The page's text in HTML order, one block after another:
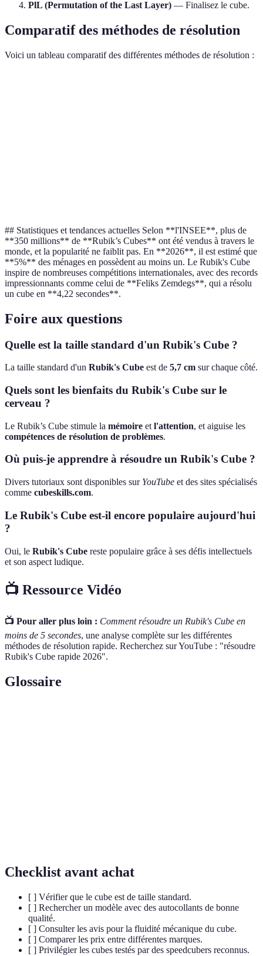
PlL (Permutation of the Last Layer) — Finalisez le cube.
Comparatif des méthodes de résolution
Voici un tableau comparatif des différentes méthodes de résolution :
## Statistiques et tendances actuelles Selon **l'INSEE**, plus de
**350 millions** de **Rubik’s Cubes** ont été vendus à travers le
monde, et la popularité ne faiblit pas. En **2026**, il est estimé que
**5%** des ménages en possèdent au moins un. Le Rubik's Cube
inspire de nombreuses compétitions internationales, avec des records
impressionnants comme celui de **Feliks Zemdegs**, qui a résolu
un cube en **4,22 secondes**.
Foire aux questions
Quelle est la taille standard d'un Rubik's Cube ?
La taille standard d'un Rubik's Cube est de 5,7 cm sur chaque côté.
Quels sont les bienfaits du Rubik's Cube sur le
cerveau ?
Le Rubik’s Cube stimule la mémoire et l'attention, et aiguise les
compétences de résolution de problèmes.
Où puis-je apprendre à résoudre un Rubik's Cube ?
Divers tutoriaux sont disponibles sur YouTube et des sites spécialisés
comme cubeskills.com.
Le Rubik's Cube est-il encore populaire aujourd'hui
?
Oui, le Rubik's Cube reste populaire grâce à ses défis intellectuels
et son aspect ludique.
📺 Ressource Vidéo
📺 Pour aller plus loin : Comment résoudre un Rubik's Cube en
moins de 5 secondes, une analyse complète sur les différentes
méthodes de résolution rapide. Recherchez sur YouTube : "résoudre
Rubik's Cube rapide 2026".
Glossaire
Checklist avant achat
[ ] Vérifier que le cube est de taille standard.
[ ] Rechercher un modèle avec des autocollants de bonne
qualité.
[ ] Consulter les avis pour la fluidité mécanique du cube.
[ ] Comparer les prix entre différentes marques.
[ ] Privilégier les cubes testés par des speedcubers reconnus.